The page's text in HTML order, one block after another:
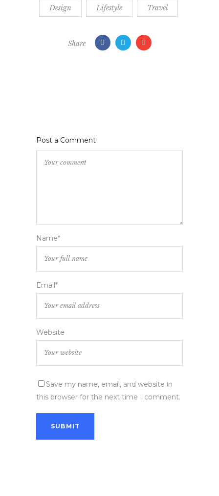
Design Lifestyle Travel
Share
Post a Comment
Name*
Email*
Website
Save my name, email, and website in
this browser for the next time I comment.